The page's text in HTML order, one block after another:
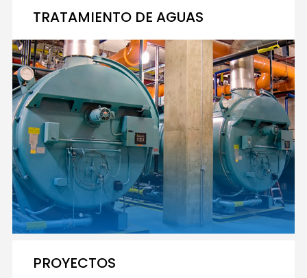
TRATAMIENTO DE AGUAS
PROYECTOS